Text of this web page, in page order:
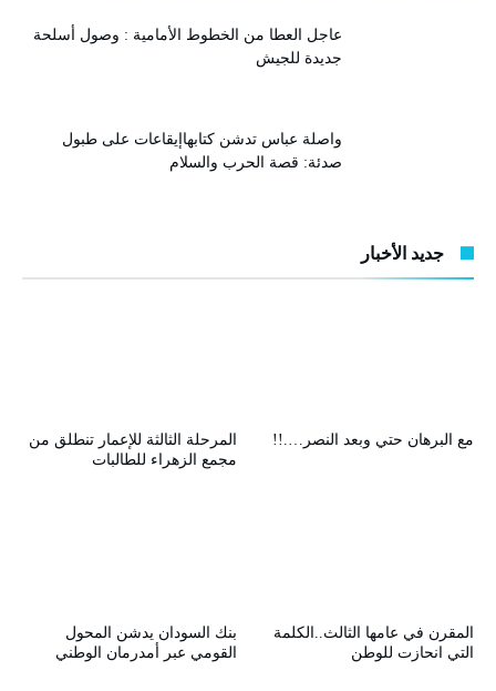
عاجل العطا من الخطوط الأمامية : وصول أسلحة
جديدة للجيش
واصلة عباس تدشن كتابهاإيقاعات على طبول
صدئة: قصة الحرب والسلام
جديد الأخبار
المرحلة الثالثة للإعمار تنطلق من
مجمع الزهراء للطالبات
مع البرهان حتي وبعد النصر….!!
بنك السودان يدشن المحول
القومي عبر أمدرمان الوطني
المقرن في عامها الثالث..الكلمة
التي انحازت للوطن